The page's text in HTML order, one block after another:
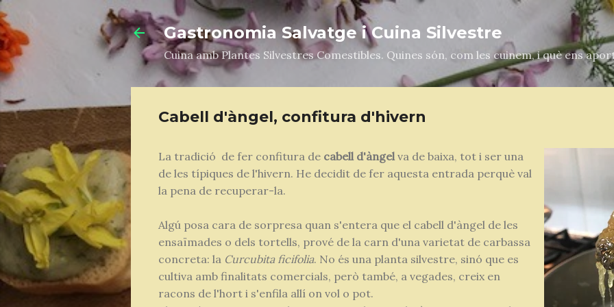
Gastronomia Salvatge i Cuina Silvestre
Cuina amb Plantes Silvestres Comestibles. Quines són, com les cuinem, i què ens
Cabell d'àngel, confitura d'hivern
La tradició de fer confitura de cabell d'àngelva de baixa, tot i ser una
de les típiques de l'hivern. He decidit de fer aquesta entrada perquè val
la pena de recuperar-la.
Algú posa cara de sorpresa quan s'entera que el cabell d'àngel de les
ensaïmades o dels tortells, prové de la carn d'una varietat de carbassa
concreta: la Curcubita ficifolia. No és una planta silvestre, sinó que es
cultiva amb finalitats comercials, però també, a vegades, creix en
racons de l'hort i s'enfila allí on vol o pot.